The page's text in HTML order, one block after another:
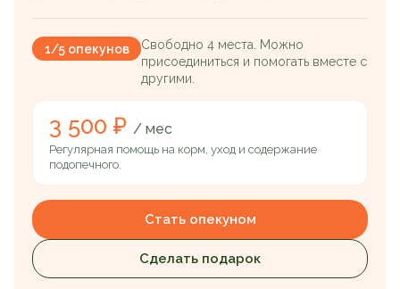
1/5 опекунов
Свободно 4 места. Можно
присоединиться и помогать вместе с
другими.
3 500 ₽ / мес
Регулярная помощь на корм, уход и содержание
подопечного.
Стать опекуном
Сделать подарок